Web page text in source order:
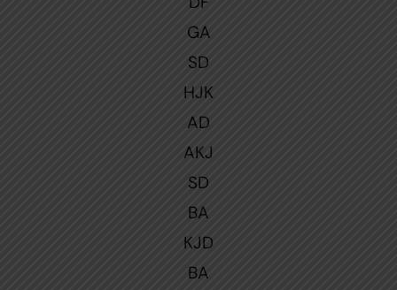
GA
SD
HJK
AD
AKJ
SD
BA
KJD
BA